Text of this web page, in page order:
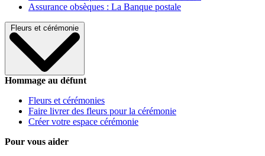
Assurance obsèques : La Banque postale
Fleurs et cérémonie
Hommage au défunt
Fleurs et cérémonies
Faire livrer des fleurs pour la cérémonie
Créer votre espace cérémonie
Pour vous aider